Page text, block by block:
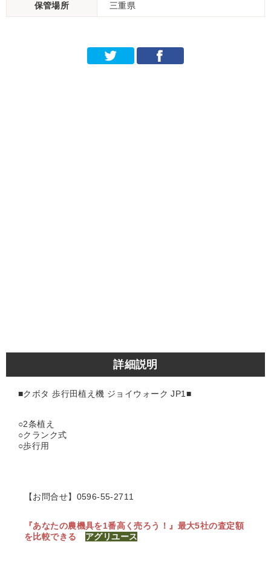
保管場所 三重県
詳細説明
■クボタ 歩行田植え機 ジョイウォーク JP1■
○2条植え
○クランク式
○歩行用
【お問合せ】0596-55-2711
『あなたの農機具を1番高く売ろう！』 最大5社の査定額
を比較できる アグリユース